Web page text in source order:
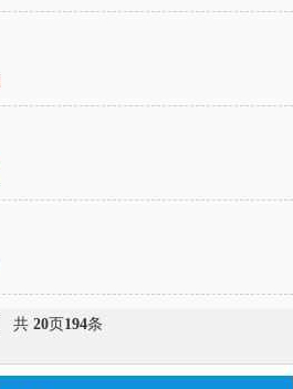
共 20页194条